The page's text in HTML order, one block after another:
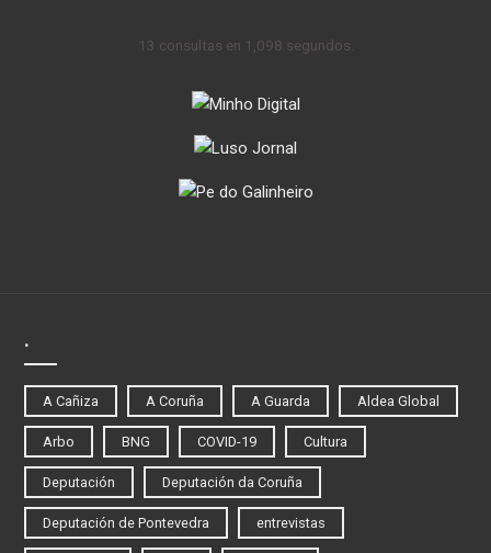
13 consultas en 1,098 segundos.
.
A Cañiza A Coruña A Guarda Aldea Global
Arbo BNG COVID-19 Cultura
Deputación Deputación da Coruña
Deputación de Pontevedra entrevistas